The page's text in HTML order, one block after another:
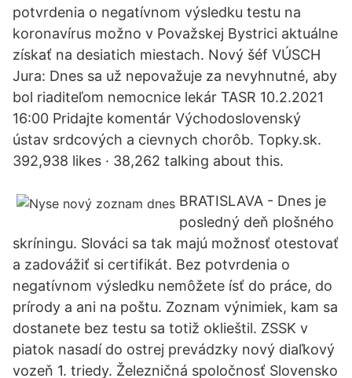
potvrdenia o negatívnom výsledku testu na
koronavírus možno v Považskej Bystrici aktuálne
získať na desiatich miestach. Nový šéf VÚSCH
Jura: Dnes sa už nepovažuje za nevyhnutné, aby
bol riaditeľom nemocnice lekár TASR 10.2.2021
16:00 Pridajte komentár Východoslovenský
ústav srdcových a cievnych chorôb. Topky.sk.
392,938 likes · 38,262 talking about this.
BRATISLAVA - Dnes je
posledný deň plošného
skríningu. Slováci sa tak majú možnosť otestovať
a zadovážiť si certifikát. Bez potvrdenia o
negatívnom výsledku nemôžete ísť do práce, do
prírody a ani na poštu. Zoznam výnimiek, kam sa
dostanete bez testu sa totiž oklieštil. ZSSK v
piatok nasadí do ostrej prevádzky nový diaľkový
vozeň 1. triedy. Železničná spoločnosť Slovensko